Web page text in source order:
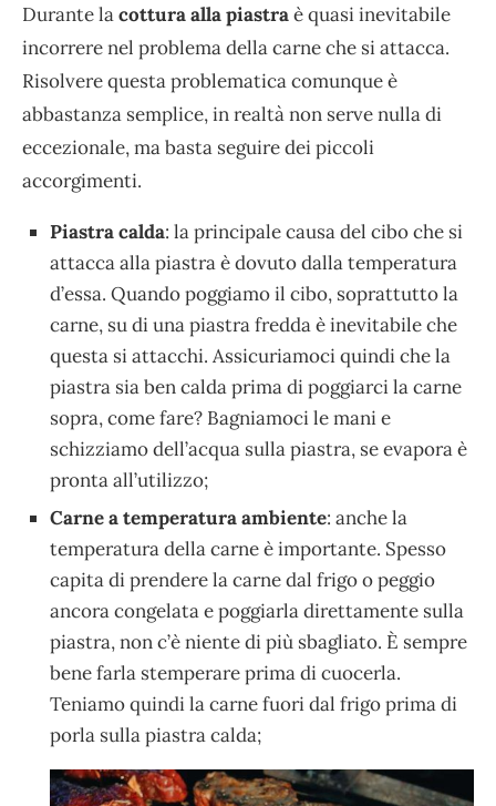
Durante lacottura alla piastraè quasi inevitabile
incorrere nel problema della carne che si attacca.
Risolvere questa problematica comunque è
abbastanza semplice, in realtà non serve nulla di
eccezionale, ma basta seguire dei piccoli
accorgimenti.
Piastra calda: la principale causa del cibo che si
attacca alla piastra è dovuto dalla temperatura
d’essa. Quando poggiamo il cibo, soprattutto la
carne, su di una piastra fredda è inevitabile che
questa si attacchi. Assicuriamoci quindi che la
piastra sia ben calda prima di poggiarci la carne
sopra, come fare? Bagniamoci le mani e
schizziamo dell’acqua sulla piastra, se evapora è
pronta all’utilizzo;
Carne a temperatura ambiente: anche la
temperatura della carne è importante. Spesso
capita di prendere la carne dal frigo o peggio
ancora congelata e poggiarla direttamente sulla
piastra, non c’è niente di più sbagliato. È sempre
bene farla stemperare prima di cuocerla.
Teniamo quindi la carne fuori dal frigo prima di
porla sulla piastra calda;